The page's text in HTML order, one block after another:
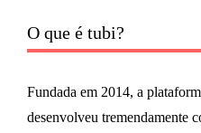
O que é tubi?
Fundada em 2014, a
desenvolveu tremendamente